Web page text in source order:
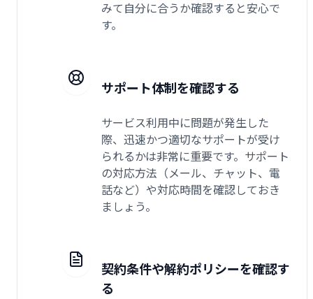
みて自分に合うか確認すると安心で
す。
サポート体制を確認する
サービス利用中に問題が発生した
際、迅速かつ適切なサポートが受け
られるかは非常に重要です。サポート
の対応方法（メール、チャット、電
話など）や対応時間を確認しておき
ましょう。
契約条件や解約ポリシーを確認す
る